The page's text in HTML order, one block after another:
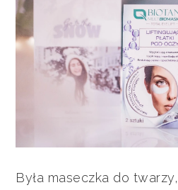
Była maseczka do